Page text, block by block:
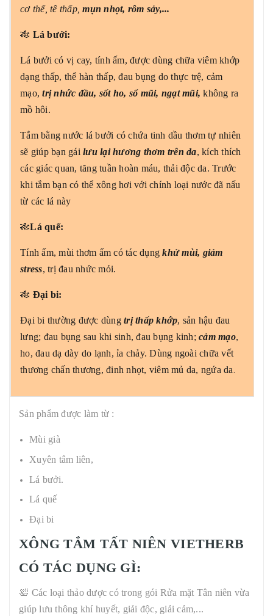
cơ thể, tê thấp,mụn nhọt, rôm sảy,...
🎋 Lá bưởi:
Lá bưởi có vị cay, tính ấm, được dùng chữa viêm khớp
dạng thấp, thể hàn thấp, đau bụng do thực trệ, cảm
mạo,trị nhức đầu, sốt ho, sổ mũi, ngạt mũi, không ra
mồ hôi.
Tắm bằng nước lá bưởi có chứa tinh dầu thơm tự nhiên
sẽ giúp bạn gái lưu lại hương thơm trên da, kích thích
các giác quan, tăng tuần hoàn máu, thải độc da. Trước
khi tắm bạn có thể xông hơi với chính loại nước đã nấu
từ các lá này
🎋Lá quế:
Tính ấm, mùi thơm ấm có tác dụngkhử mùi, giảm
stress, trị đau nhức mỏi.
🎋 Đại bi:
Đại bi thường được dùng trị thấp khớp, sản hậu đau
lưng; đau bụng sau khi sinh, đau bụng kinh; cảm mạo,
ho, đau dạ dày do lạnh, ỉa chảy. Dùng ngoài chữa vết
thương chấn thương, đinh nhọt, viêm mủ da, ngứa da.
Sản phẩm được làm từ :
Mùi già
Xuyên tâm liên,
Lá bưởi.
Lá quế
Đại bi
XÔNG TẮM TẤT NIÊN VIETHERB
CÓ TÁC DỤNG GÌ:
🛀 Các loại thảo dược có trong gói Rửa mặt Tân niên vừa
giúp lưu thông khí huyết, giải độc, giải cảm,...